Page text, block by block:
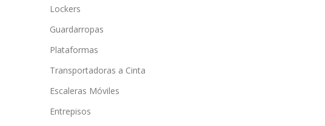
Lockers
Guardarropas
Plataformas
Transportadoras a Cinta
Escaleras Móviles
Entrepisos